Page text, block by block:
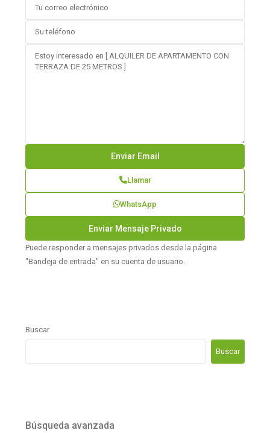
Llamar
WhatsApp
Puede responder a mensajes privados desde la página
"Bandeja de entrada" en su cuenta de usuario.
Buscar
Buscar
Búsqueda avanzada